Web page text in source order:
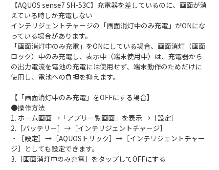
【AQUOS sense7 SH-53C】充電器を差しているのに、画面が消
えている時しか充電しない
インテリジェントチャージの「画面消灯中のみ充電」がONにな
っている場合があります。
「画面消灯中のみ充電」をONにしている場合、画面消灯（画面
ロック）中のみ充電し、表示中（端末使用中）は、充電器から
の出力電流を電池の充電には使用せず、端末動作のためだけに
使用し、電池への負担を抑えます。
【「画面消灯中のみ充電」をOFFにする場合】
●操作方法
1. ホーム画面 →「アプリ一覧画面」を表示 →［設定］
2.［バッテリー］→［インテリジェントチャージ］
・［設定］→［AQUOSトリック］→［インテリジェントチャー
ジ］としても設定できます。
3.［画面消灯中のみ充電］をタップしてOFFにする